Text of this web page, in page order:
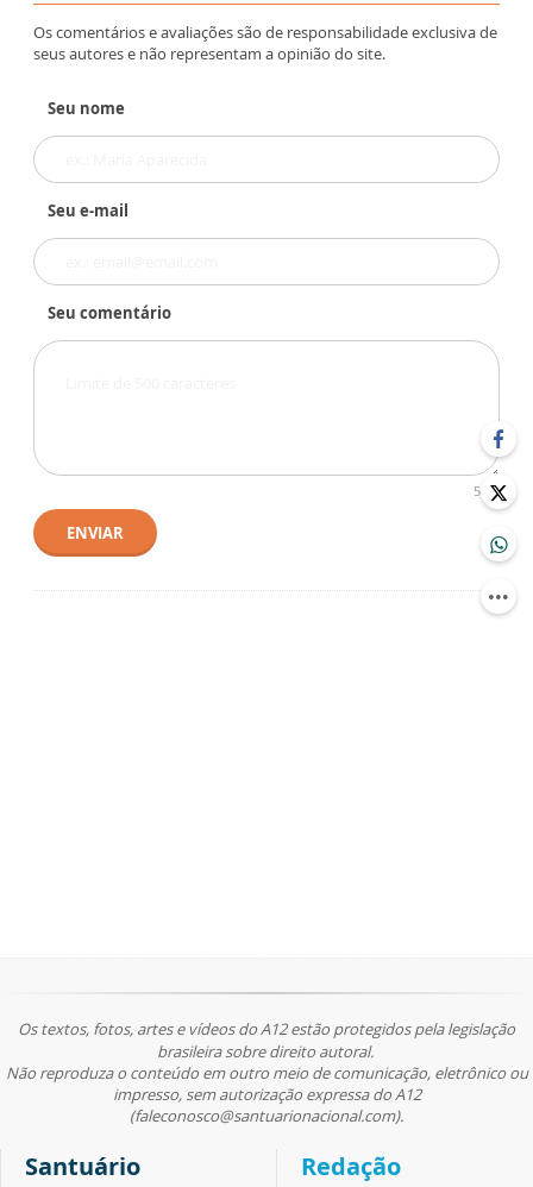
Os comentários e avaliações são de responsabilidade exclusiva de
seus autores e não representam a opinião do site.
Seu nome
Seu e-mail
Seu comentário
500
ENVIAR
Os textos, fotos, artes e vídeos do A12 estão protegidos pela legislação
brasileira sobre direito autoral.
Não reproduza o conteúdo em outro meio de comunicação, eletrônico ou
impresso, sem autorização expressa do A12
(faleconosco@santuarionacional.com).
Santuário Redação